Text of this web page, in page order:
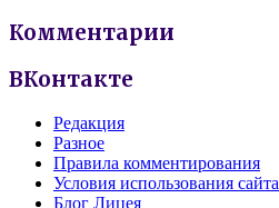
Комментарии
ВКонтакте
Редакция
Разное
Правила комментирования
Условия использования сайта
Блог Лицея